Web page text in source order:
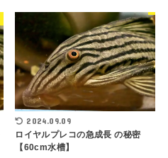
2024.09.09
ロイヤルプレコの急成長 の秘密
【60cm水槽】